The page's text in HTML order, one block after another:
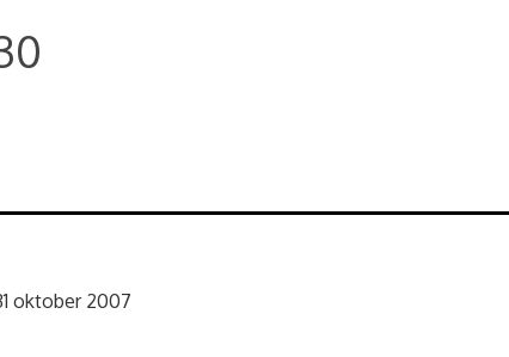
oktober 2007